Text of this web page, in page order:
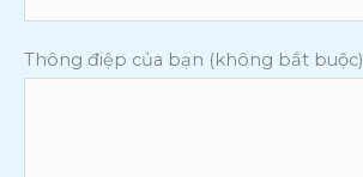
Thông điệp của bạn (không bắt buộc)